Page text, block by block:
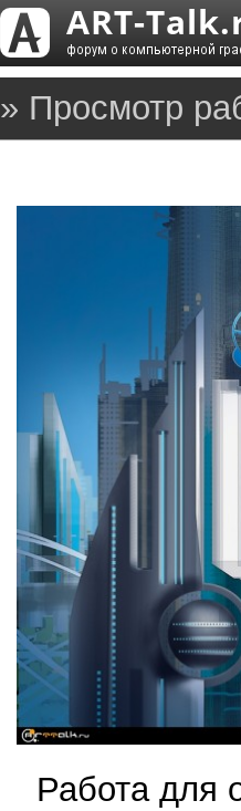
» Просмотр
Работа для